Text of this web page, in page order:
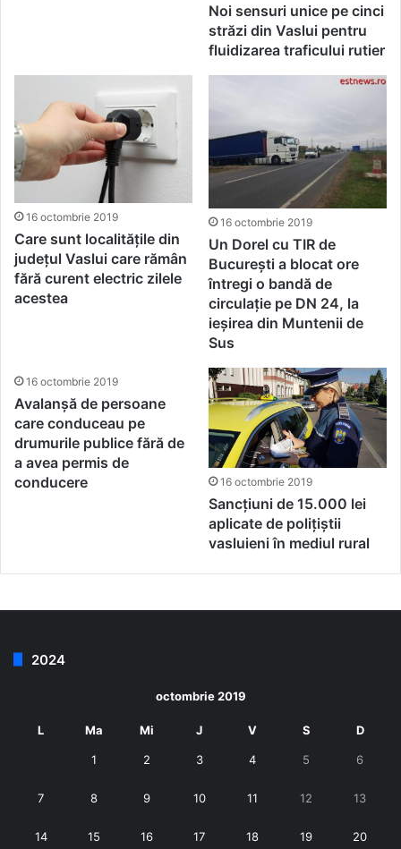
Noi sensuri unice pe cinci
străzi din Vaslui pentru
fluidizarea traficului rutier
16 octombrie 2019
Care sunt localitățile din
județul Vaslui care rămân
fără curent electric zilele
acestea
16 octombrie 2019
Un Dorel cu TIR de
București a blocat ore
întregi o bandă de
circulație pe DN 24, la
ieșirea din Muntenii de
Sus
16 octombrie 2019
Avalanșă de persoane
care conduceau pe
drumurile publice fără de
a avea permis de
conducere
16 octombrie 2019
Sancțiuni de 15.000 lei
aplicate de polițiștii
vasluieni în mediul rural
2024
octombrie 2019
L Ma Mi J V S D
1 2 3 4 5 6
7 8 9 10 11 12 13
14 15 16 17 18 19 20